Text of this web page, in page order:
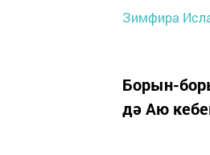
Зимфира
Борын-
дә Аю